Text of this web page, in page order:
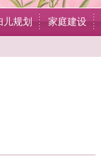
儿规划 家庭建设